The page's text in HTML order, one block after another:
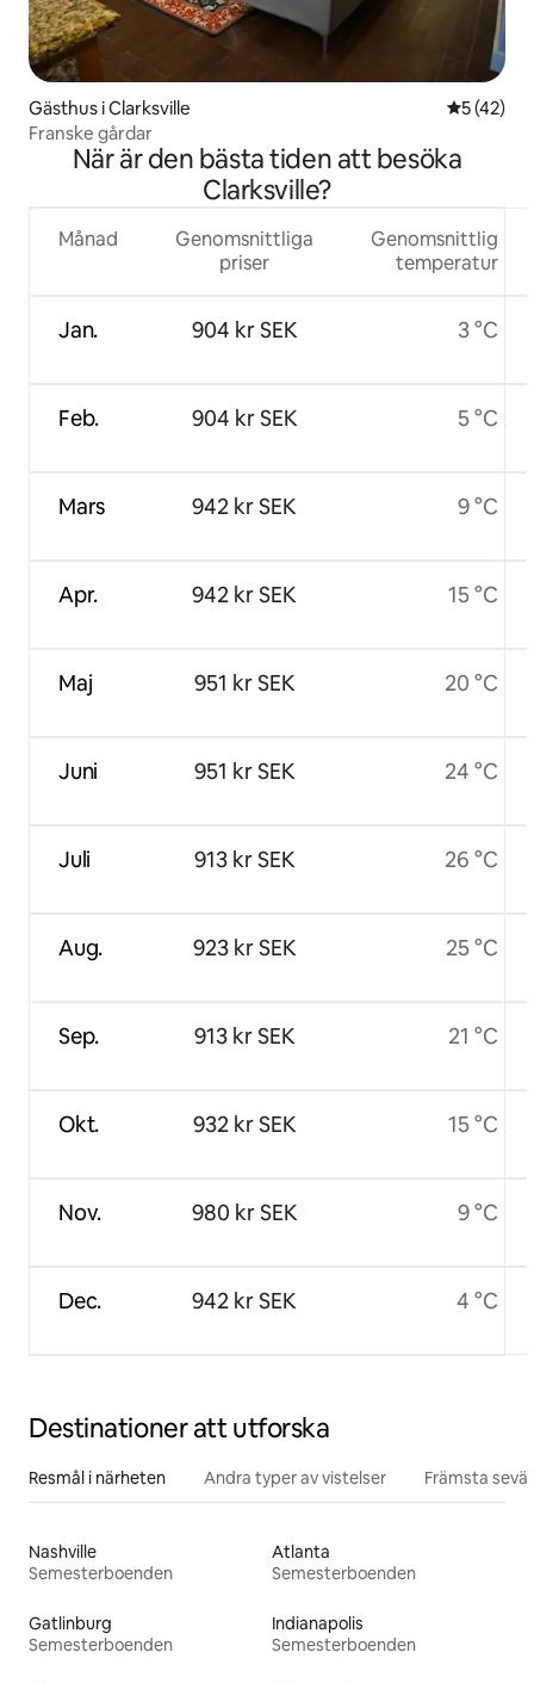
Gästhus i Clarksville 5 av 5 i
5 (42)
Franske gårdar
När är den bästa tiden att besöka
Clarksville?
Månad
Jan.
Feb.
Mars
Apr.
Maj
Juni
Juli
Aug.
Sep.
Okt.
Nov.
Dec.
Genomsnittliga
priser
904 kr SEK
904 kr SEK
942 kr SEK
942 kr SEK
951 kr SEK
951 kr SEK
913 kr SEK
923 kr SEK
913 kr SEK
932 kr SEK
980 kr SEK
942 kr SEK
Genomsnittlig
temperatur
3 °C
5 °C
9 °C
15 °C
20 °C
24 °C
26 °C
25 °C
21 °C
15 °C
9 °C
4 °C
Destinationer att utforska
Resmål i närheten Andra typer av vistelser Främsta
Nashville
Semesterboenden
Atlanta
Semesterboenden
Gatlinburg
Semesterboenden
Indianapolis
Semesterboenden